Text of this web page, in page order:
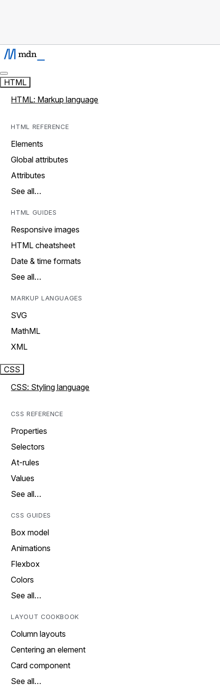
HTML
HTML: Markup language
HTML REFERENCE
Elements
Global attributes
Attributes
See all…
HTML GUIDES
Responsive images
HTML cheatsheet
Date & time formats
See all…
MARKUP LANGUAGES
SVG
MathML
XML
CSS
CSS: Styling language
CSS REFERENCE
Properties
Selectors
At-rules
Values
See all…
CSS GUIDES
Box model
Animations
Flexbox
Colors
See all…
LAYOUT COOKBOOK
Column layouts
Centering an element
Card component
See all…